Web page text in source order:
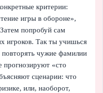
критерии:
игры в обороне»,
попробуй сам
игроков. Так ты учишься
повторять чужие фамилии
прогнозируют «сто
сценарии: что
или, наоборот,